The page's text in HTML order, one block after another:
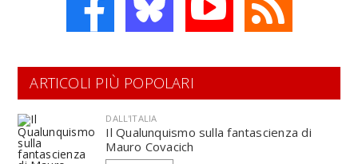
ARTICOLI PIÙ POPOLARI
DALL'ITALIA
Il Qualunquismo sulla fantascienza di
Mauro Covacich